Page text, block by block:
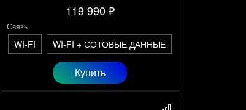
119 990 ₽
Связь
WI-FI WI-FI + СОТОВЫЕ ДАННЫЕ
Купить